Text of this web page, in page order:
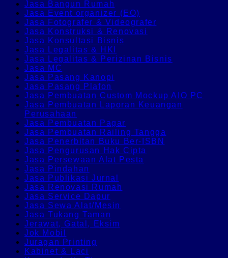
Jasa Bangun Rumah
Jasa Event organizer (EO)
Jasa Fotografer & Videografer
Jasa Konstruksi & Renovasi
Jasa Konsultasi Bisnis
Jasa Legalitas & HKI
Jasa Legalitas & Perizinan Bisnis
Jasa MC
Jasa Pasang Kanopi
Jasa Pasang Plafon
Jasa Pembuatan Custom Mockup AIO PC
Jasa Pembuatan Laporan Keuangan
Perusahaan
Jasa Pembuatan Pagar
Jasa Pembuatan Railing Tangga
Jasa Penerbitan Buku Ber-ISBN
Jasa Pengurusan Hak Cipta
Jasa Persewaan Alat Pesta
Jasa Pindahan
Jasa Publikasi Jurnal
Jasa Renovasi Rumah
Jasa Service Dapur
Jasa Sewa Alat/Mesin
Jasa Tukang Taman
Jerawat, Gatal, Eksim
Jok Mobil
Juragan Printing
Kabinet & Laci